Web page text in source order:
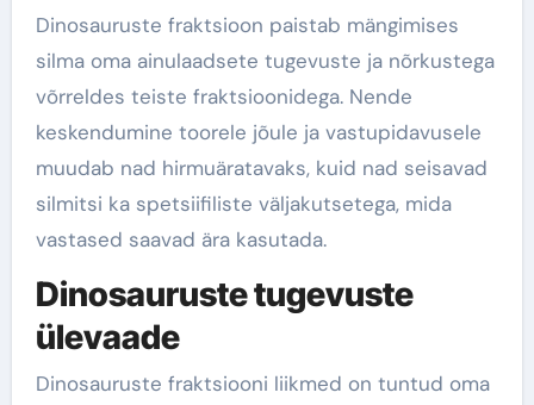
Dinosauruste fraktsioon paistab mängimises
silma oma ainulaadsete tugevuste ja nõrkustega
võrreldes teiste fraktsioonidega. Nende
keskendumine toorele jõule ja vastupidavusele
muudab nad hirmuäratavaks, kuid nad seisavad
silmitsi ka spetsiifiliste väljakutsetega, mida
vastased saavad ära kasutada.
Dinosauruste tugevuste
ülevaade
Dinosauruste fraktsiooni liikmed on tuntud oma